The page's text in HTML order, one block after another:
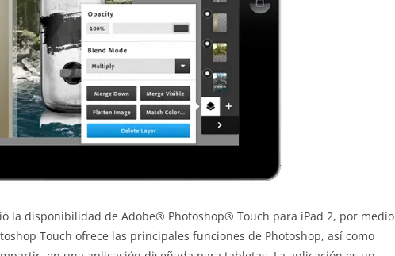
la disponibilidad de Adobe® Photoshop® Touch para iPad 2, por medio
Touch ofrece las principales funciones de Photoshop, así como